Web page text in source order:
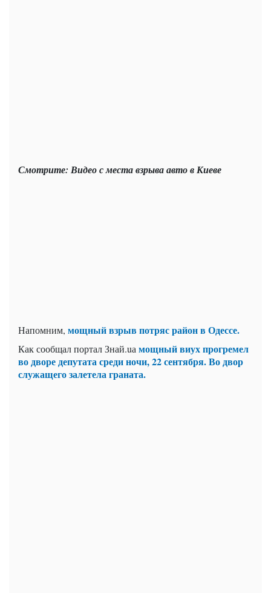
Смотрите: Видео с места взрыва авто в Киеве
Напомним, мощный взрыв потряс район в Одессе.
Как сообщал портал Знай.uа мощный виух прогремел
во дворе депутата среди ночи, 22 сентября. Во двор
служащего залетела граната.